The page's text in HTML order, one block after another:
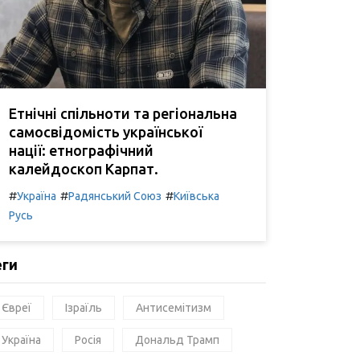
Етнічні спільноти та регіональна
самосвідомість української
нації: етнографічний
калейдоскоп Карпат.
#Україна #Радянський Союз #Київська
Русь
Євреї Ізраїль Антисемітизм
Україна Росія Дональд Трамп